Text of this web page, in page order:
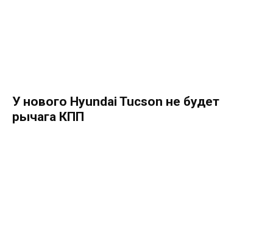
У нового Hyundai Tucson не будет
рычага КПП